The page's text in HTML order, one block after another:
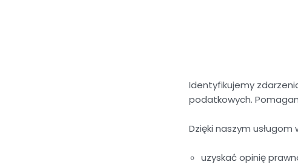
Identyfikujemy
podatkowych.
Dzięki naszym usługom
uzyskać opinię